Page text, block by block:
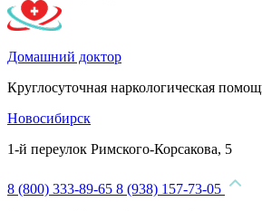
Домашний доктор
Круглосуточная наркологическая
Новосибирск
1-й переулок Римского-Корсакова, 5
8 (800) 333-89-65 8 (938) 157-73-05